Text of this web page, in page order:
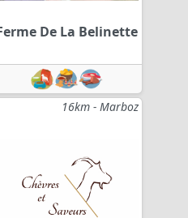
De La Belinette
16km - Marboz